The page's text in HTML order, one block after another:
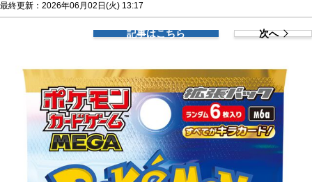
最終更新：2026年06月02日(火) 13:17
記事はこちら 次へ